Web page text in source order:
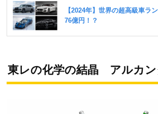
東レの化学の結晶 アルカン